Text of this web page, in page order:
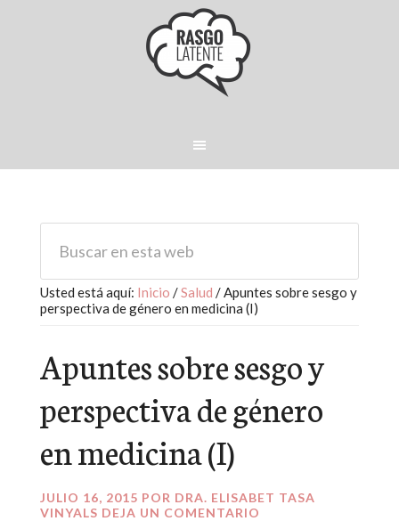
Usted está aquí: Inicio /Salud /Apuntes sobre sesgo y
perspectiva de género en medicina (I)
Apuntes sobre sesgo y
perspectiva de género
en medicina (I)
JULIO 16, 2015 POR DRA. ELISABET TASA
VINYALS DEJA UN COMENTARIO